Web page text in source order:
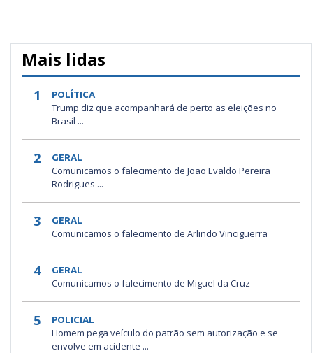
Mais lidas
1 POLÍTICA
Trump diz que acompanhará de perto as eleições no
Brasil ...
2 GERAL
Comunicamos o falecimento de João Evaldo Pereira
Rodrigues ...
3 GERAL
Comunicamos o falecimento de Arlindo Vinciguerra
4 GERAL
Comunicamos o falecimento de Miguel da Cruz
5 POLICIAL
Homem pega veículo do patrão sem autorização e se
envolve em acidente ...